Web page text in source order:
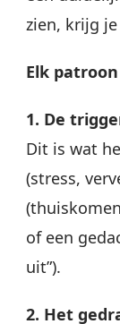
zien, krijg
Elk
1. De
Dit is wat
(stress,
of een
uit”).
2. Het